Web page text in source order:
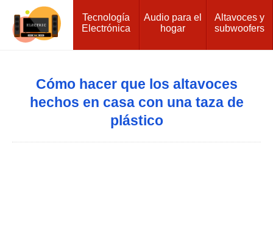
Tecnología
Electrónica
Audio para el
hogar
Altavoces y
subwoofers
Cómo hacer que los altavoces
hechos en casa con una taza de
plástico